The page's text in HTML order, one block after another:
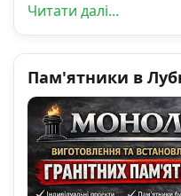
Читати далі...
Пам'ятники в